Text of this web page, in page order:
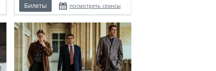
Билеты посмотреть сеансы